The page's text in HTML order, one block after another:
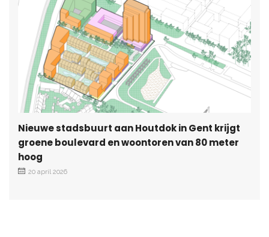
Nieuwe stadsbuurt aan Houtdok in Gent krijgt
groene boulevard en woontoren van 80 meter
hoog
20 april 2026